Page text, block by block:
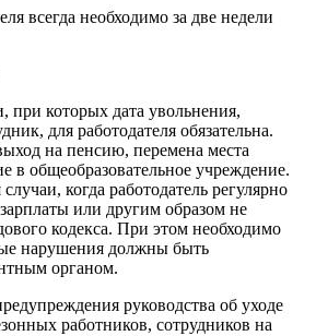
всегда необходимо за две недели
при которых дата увольнения,
для работодателя обязательна.
на пенсию, перемена места
в общеобразовательное учреждение.
когда работодатель регулярно
или другим образом не
кодекса. При этом необходимо
нарушения должны быть
органом.
руководства об уходе
работников, сотрудников на